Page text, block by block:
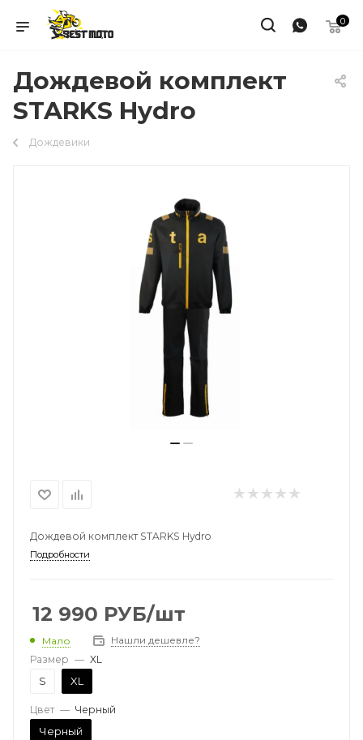
0
Дождевой комплект
STARKS Hydro
Дождевики
Дождевой комплект STARKS Hydro
Подробности
12 990 РУБ/шт
Мало
Нашли дешевле?
Размер — XL
S XL
Цвет — Черный
Черный